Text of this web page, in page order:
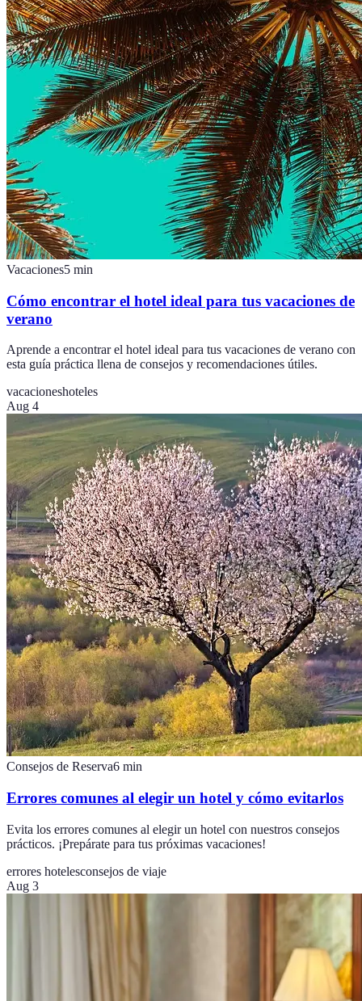
Vacaciones5 min
Cómo encontrar el hotel ideal para tus vacaciones de
verano
Aprende a encontrar el hotel ideal para tus vacaciones de verano con
esta guía práctica llena de consejos y recomendaciones útiles.
vacacioneshoteles
Aug 4
Consejos de Reserva6 min
Errores comunes al elegir un hotel y cómo evitarlos
Evita los errores comunes al elegir un hotel con nuestros consejos
prácticos. ¡Prepárate para tus próximas vacaciones!
errores hotelesconsejos de viaje
Aug 3